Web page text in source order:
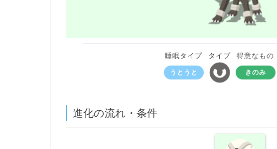
睡眠タイプ
うとうと
タイプ 得意なもの
きのみ
進化の流れ・条件